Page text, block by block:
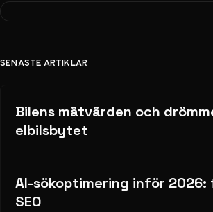
SENASTE ARTIKLAR
Bilens mätvärden och
elbilsbytet
AI-sökoptimering inför
SEO